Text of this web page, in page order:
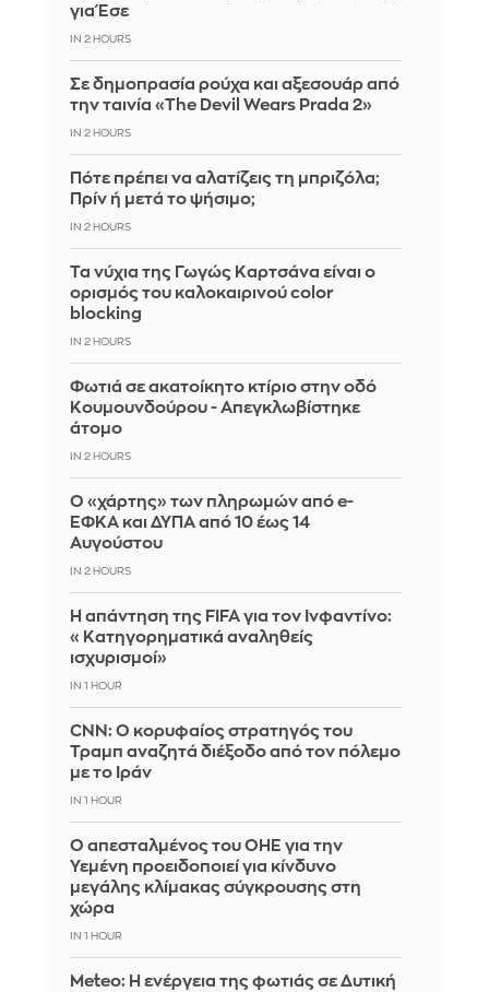
για Έσε
IN 2 HOURS
Σε δημοπρασία ρούχα και αξεσουάρ από
την ταινία «The Devil Wears Prada 2»
IN 2 HOURS
Πότε πρέπει να αλατίζεις τη μπριζόλα;
Πρίν ή μετά το ψήσιμο;
IN 2 HOURS
Τα νύχια της Γωγώς Καρτσάνα είναι ο
ορισμός του καλοκαιρινού color
blocking
IN 2 HOURS
Φωτιά σε ακατοίκητο κτίριο στην οδό
Κουμουνδούρου - Απεγκλωβίστηκε
άτομο
IN 2 HOURS
Ο «χάρτης» των πληρωμών από e-
ΕΦΚΑ και ΔΥΠΑ από 10 έως 14
Αυγούστου
IN 2 HOURS
Η απάντηση της FIFA για τον Ινφαντίνο:
«Κατηγορηματικά αναληθείς
ισχυρισμοί»
IN 1 HOUR
CNN: Ο κορυφαίος στρατηγός του
Τραμπ αναζητά διέξοδο από τον πόλεμο
με το Ιράν
IN 1 HOUR
Ο απεσταλμένος του ΟΗΕ για την
Υεμένη προειδοποιεί για κίνδυνο
μεγάλης κλίμακας σύγκρουσης στη
χώρα
IN 1 HOUR
Meteo: Η ενέργεια της φωτιάς σε Δυτική